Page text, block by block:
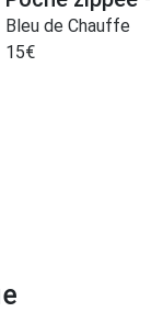
Bleu de Chauffe
15€